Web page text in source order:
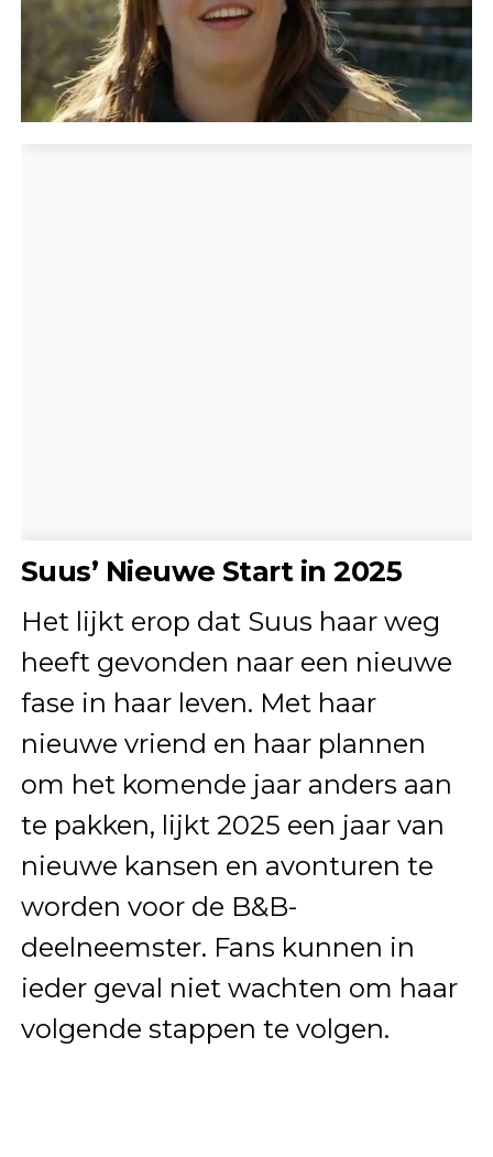
Suus’ Nieuwe Start in 2025
Het lijkt erop dat Suus haar weg
heeft gevonden naar een nieuwe
fase in haar leven. Met haar
nieuwe vriend en haar plannen
om het komende jaar anders aan
te pakken, lijkt 2025 een jaar van
nieuwe kansen en avonturen te
worden voor de B&B-
deelneemster. Fans kunnen in
ieder geval niet wachten om haar
volgende stappen te volgen.